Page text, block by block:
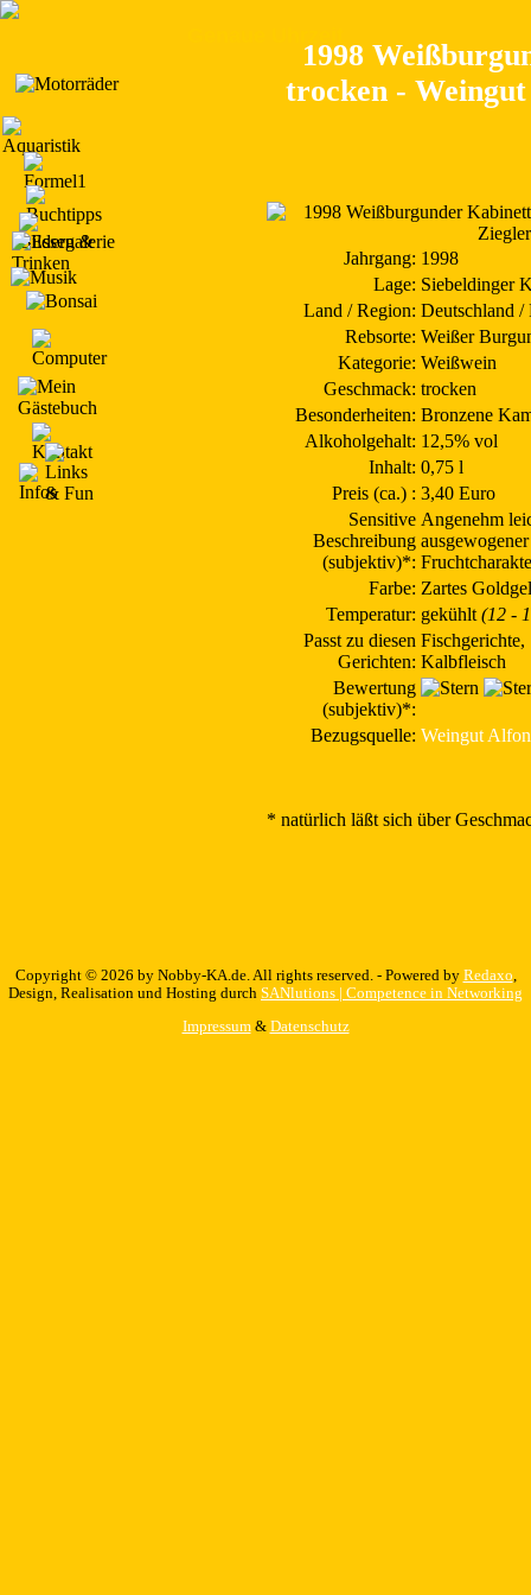
1998
trocken -
Jahrgang: 1998
Lage: Siebeldinger
Land / Region: Deutschland /
Rebsorte: Weißer
Kategorie: Weißwein
Geschmack: trocken
Besonderheiten: Bronzene
Alkoholgehalt: 12,5% vol
Inhalt: 0,75 l
Preis (ca.) : 3,40 Euro
Sensitive
Beschreibung
(subjektiv)*:
Angenehm
Farbe: Zartes
Temperatur: gekühlt (12 -
Passt zu diesen
Gerichten: Kalbfleisch
Bewertung
(subjektiv)*:
Bezugsquelle: Weingut
* natürlich läßt sich über
Copyright © 2026 by Nobby-KA.de. All rights reserved. - Powered by Redaxo
Design, Realisation und Hosting durch SANlutions | Competence in Networking
Impressum& Datenschutz